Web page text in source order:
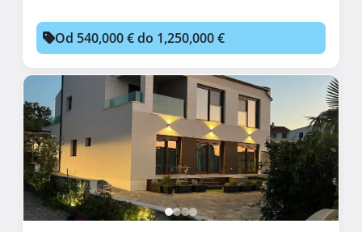
Od 540,000 € do 1,250,000 €